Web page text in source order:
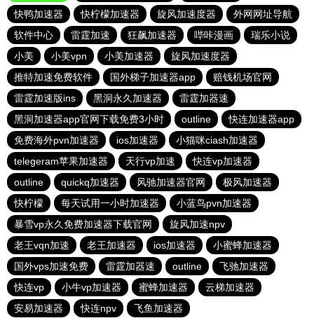
快鸭加速器
快柠檬加速器 旋风加速度器
外网网址导航
软件中心
雷霆加速 狂飙加速器 哔咔漫画
瑞乐小说
小美
小美vpn 小美加速器
旋风加速度器
推特加速免费软件
国外梯子加速器app
赔钱机场官网
雷霆加速版ins
黑洞永久加速器
雷霆加器速
黑洞加速器app官网下载免费3小时
outline
快连加速器app
免费海外pvn加速器
ios加速器
小猫咪ciash加速器
telegeram苹果加速器
天行vp加速
快连vp加速器
outline
quickq加速器 风驰加速器官网
极风加速器
快柠檬
每天试用一小时加速器
小蓝鸟pvn加速器
暴雪vp永久免费加速器下载官网
旋风加速npv
老王vqn加速
老王加速器 ios加速器
小蜜蜂加速器
国外vps加速免费
雷霆加器速 outline
飞驰加速器
快连vp
小牛vp加速器 蜜蜂加速器
云梯加速器
安易加速器
快连npv 飞鱼加速器